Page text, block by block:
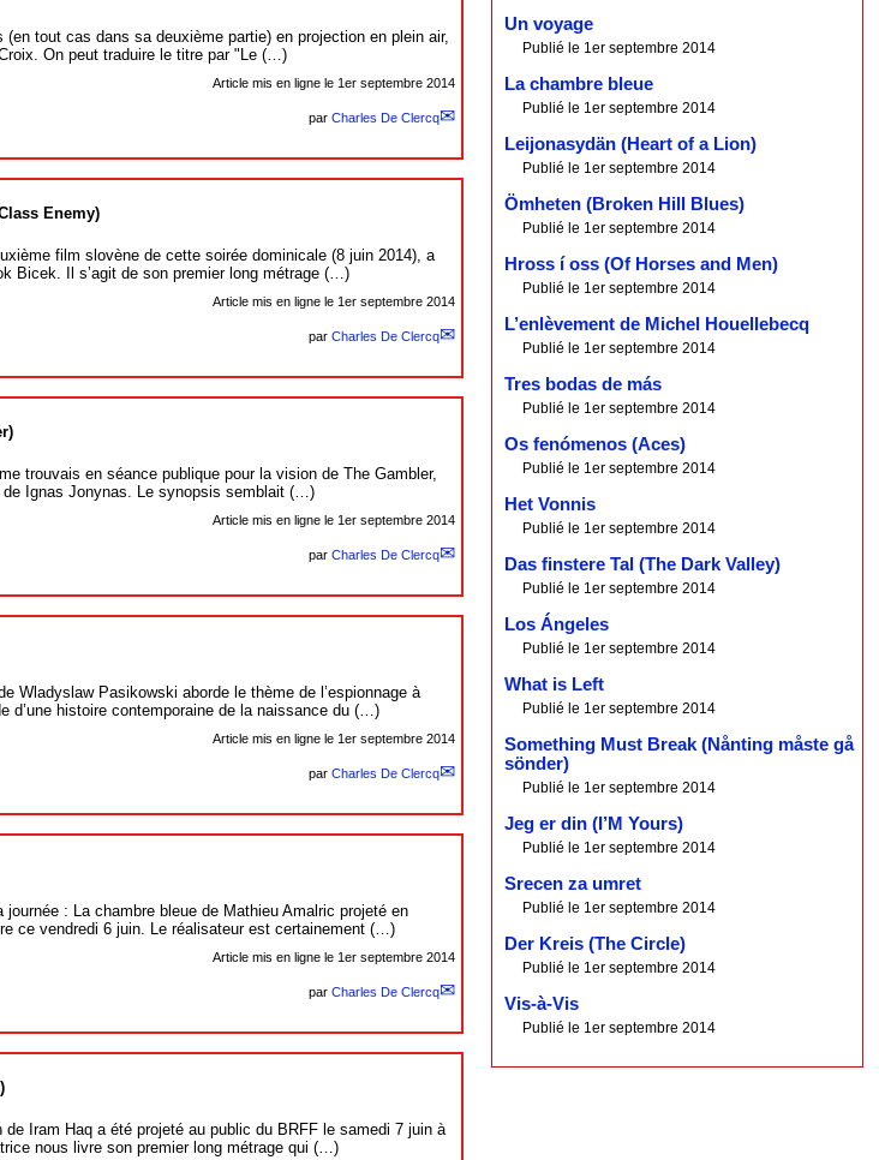
(en tout cas dans sa deuxième partie) en projection en plein air,
On peut traduire le titre par "Le (…)
Article mis en ligne le 1er septembre 2014
par Charles De Clercq
Enemy)
film slovène de cette soirée dominicale (8 juin 2014), a
Bicek. Il s’agit de son premier long métrage (…)
Article mis en ligne le 1er septembre 2014
par Charles De Clercq
trouvais en séance publique pour la vision de The Gambler,
de Ignas Jonynas. Le synopsis semblait (…)
Article mis en ligne le 1er septembre 2014
par Charles De Clercq
Wladyslaw Pasikowski aborde le thème de l’espionnage à
d’une histoire contemporaine de la naissance du (…)
Article mis en ligne le 1er septembre 2014
par Charles De Clercq
journée : La chambre bleue de Mathieu Amalric projeté en
ce vendredi 6 juin. Le réalisateur est certainement (…)
Article mis en ligne le 1er septembre 2014
par Charles De Clercq
de Iram Haq a été projeté au public du BRFF le samedi 7 juin à
nous livre son premier long métrage qui (…)
Un voyage
Publié le 1er septembre 2014
La chambre bleue
Publié le 1er septembre 2014
Leijonasydän (Heart of a Lion)
Publié le 1er septembre 2014
Ömheten (Broken Hill Blues)
Publié le 1er septembre 2014
Hross í oss (Of Horses and Men)
Publié le 1er septembre 2014
L’enlèvement de Michel Houellebecq
Publié le 1er septembre 2014
Tres bodas de más
Publié le 1er septembre 2014
Os fenómenos (Aces)
Publié le 1er septembre 2014
Het Vonnis
Publié le 1er septembre 2014
Das finstere Tal (The Dark Valley)
Publié le 1er septembre 2014
Los Ángeles
Publié le 1er septembre 2014
What is Left
Publié le 1er septembre 2014
Something Must Break (Nånting måste gå
sönder)
Publié le 1er septembre 2014
Jeg er din (I’M Yours)
Publié le 1er septembre 2014
Srecen za umret
Publié le 1er septembre 2014
Der Kreis (The Circle)
Publié le 1er septembre 2014
Vis-à-Vis
Publié le 1er septembre 2014